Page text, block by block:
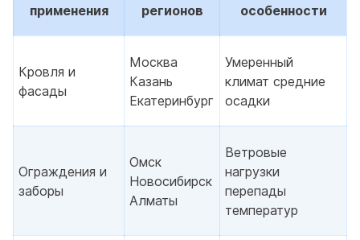
применения
регионов
особенности
Кровля и
фасады
Москва
Казань
Екатеринбург
Умеренный
климат средние
осадки
Ограждения и
заборы
Омск
Новосибирск
Алматы
Ветровые
нагрузки
перепады
температур